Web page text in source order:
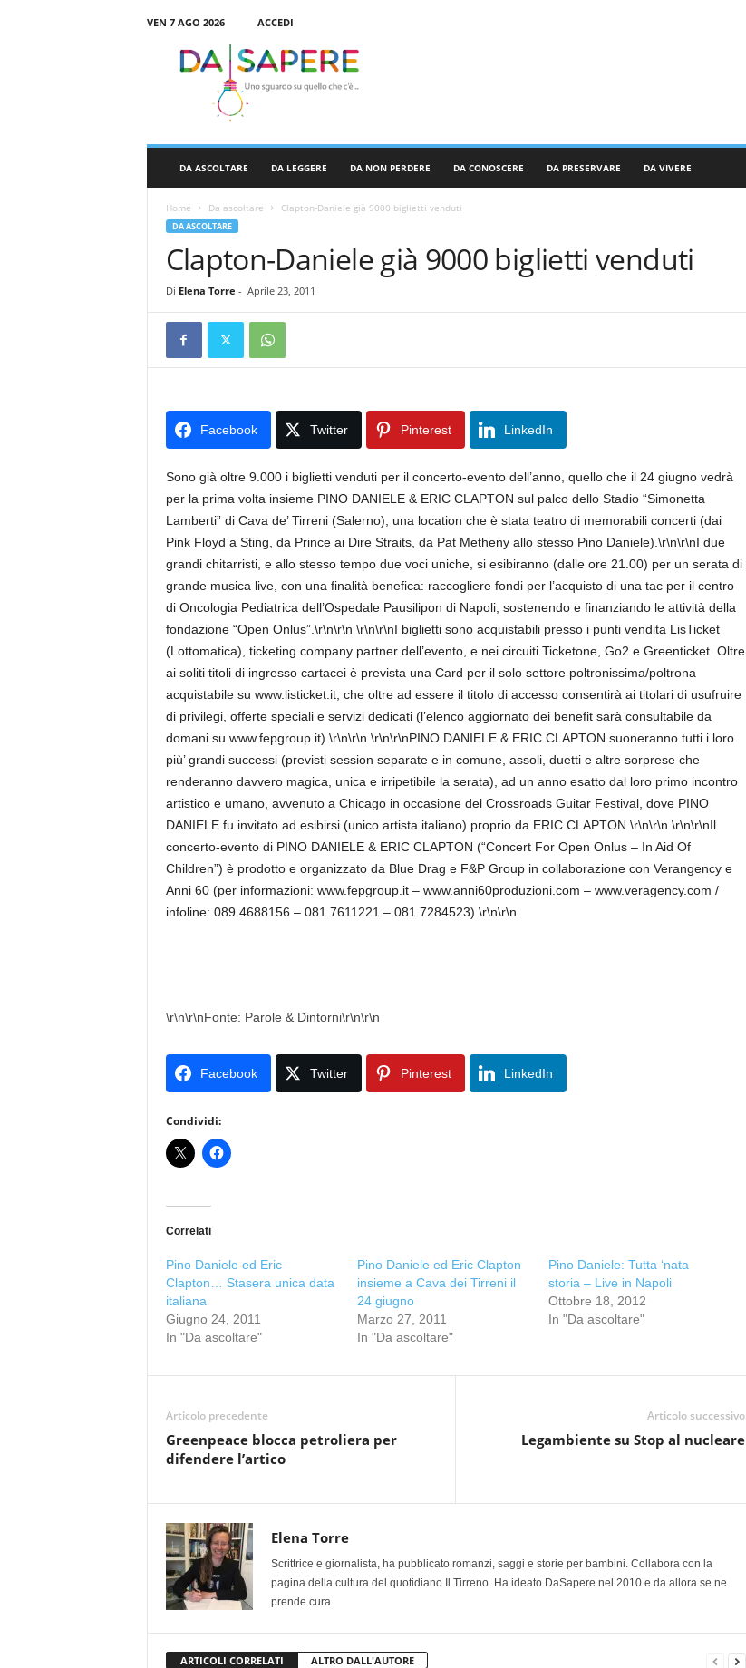
VEN 7 AGO 2026
ACCEDI
DA ASCOLTARE DA LEGGERE DA NON PERDERE DA CONOSCERE DA PRESERVARE DA VIVERE
Home Da ascoltare Clapton-Daniele già 9000 biglietti venduti
DA ASCOLTARE
Clapton-Daniele già 9000 biglietti venduti
Di Elena Torre - Aprile 23, 2011
Facebook Twitter Pinterest LinkedIn
Sono già oltre 9.000 i biglietti venduti per il concerto-evento dell’anno, quello che il 24 giugno vedrà
per la prima volta insieme PINO DANIELE & ERIC CLAPTON sul palco dello Stadio “Simonetta
Lamberti” di Cava de’ Tirreni (Salerno), una location che è stata teatro di memorabili concerti (dai
Pink Floyd a Sting, da Prince ai Dire Straits, da Pat Metheny allo stesso Pino Daniele).\r\n\r\nI due
grandi chitarristi, e allo stesso tempo due voci uniche, si esibiranno (dalle ore 21.00) per un serata di
grande musica live, con una finalità benefica: raccogliere fondi per l’acquisto di una tac per il centro
di Oncologia Pediatrica dell’Ospedale Pausilipon di Napoli, sostenendo e finanziando le attività della
fondazione “Open Onlus”.\r\n\r\n \r\n\r\nI biglietti sono acquistabili presso i punti vendita LisTicket
(Lottomatica), ticketing company partner dell’evento, e nei circuiti Ticketone, Go2 e Greenticket. Oltre
ai soliti titoli di ingresso cartacei è prevista una Card per il solo settore poltronissima/poltrona
acquistabile su www.listicket.it, che oltre ad essere il titolo di accesso consentirà ai titolari di usufruire
di privilegi, offerte speciali e servizi dedicati (l’elenco aggiornato dei benefit sarà consultabile da
domani su www.fepgroup.it).\r\n\r\n \r\n\r\nPINO DANIELE & ERIC CLAPTON suoneranno tutti i loro
più’ grandi successi (previsti session separate e in comune, assoli, duetti e altre sorprese che
renderanno davvero magica, unica e irripetibile la serata), ad un anno esatto dal loro primo incontro
artistico e umano, avvenuto a Chicago in occasione del Crossroads Guitar Festival, dove PINO
DANIELE fu invitato ad esibirsi (unico artista italiano) proprio da ERIC CLAPTON.\r\n\r\n \r\n\r\nIl
concerto-evento di PINO DANIELE & ERIC CLAPTON (“Concert For Open Onlus – In Aid Of
Children”) è prodotto e organizzato da Blue Drag e F&P Group in collaborazione con Verangency e
Anni 60 (per informazioni: www.fepgroup.it – www.anni60produzioni.com – www.veragency.com /
infoline: 089.4688156 – 081.7611221 – 081 7284523).\r\n\r\n
\r\n\r\nFonte: Parole & Dintorni\r\n\r\n
Facebook Twitter Pinterest LinkedIn
Condividi:
Correlati
Pino Daniele ed Eric
Clapton… Stasera unica data
italiana
Giugno 24, 2011
In "Da ascoltare"
Pino Daniele ed Eric Clapton
insieme a Cava dei Tirreni il
24 giugno
Marzo 27, 2011
In "Da ascoltare"
Pino Daniele: Tutta ‘nata
storia – Live in Napoli
Ottobre 18, 2012
In "Da ascoltare"
Articolo precedente
Greenpeace blocca petroliera per
difendere l’artico
Articolo successivo
Legambiente su Stop al nucleare
Elena Torre
Scrittrice e giornalista, ha pubblicato romanzi, saggi e storie per bambini. Collabora con la
pagina della cultura del quotidiano Il Tirreno. Ha ideato DaSapere nel 2010 e da allora se ne
prende cura.
ARTICOLI CORRELATI ALTRO DALL'AUTORE